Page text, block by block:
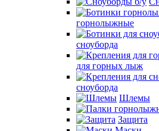
горнолыжные
сноуборда
для горных лыж
сноуборда
Шлемы
Защита